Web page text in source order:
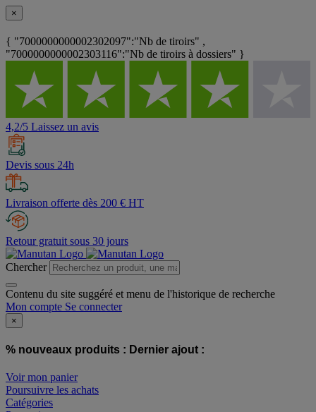
×
{ "7000000000002302097":"Nb de tiroirs" ,
"7000000000002303116":"Nb de tiroirs à dossiers" }
4,2/5 Laissez un avis
Devis sous 24h
Livraison offerte dès 200 € HT
Retour gratuit sous 30 jours
Chercher
Contenu du site suggéré et menu de l'historique de recherche
Mon compte Se connecter
×
% nouveaux produits : Dernier ajout :
Voir mon panier
Poursuivre les achats
Catégories